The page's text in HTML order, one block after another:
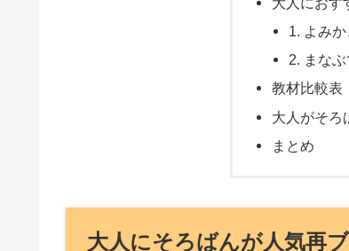
1. よみ
2. まな
教材比較表
大人がそろ
まとめ
大人にそろばんが人気再